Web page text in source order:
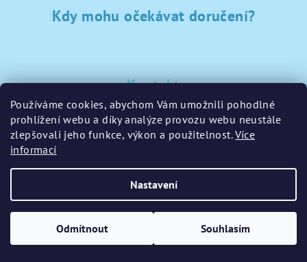
Používáme cookies, abychom Vám umožnili pohodlné
prohlížení webu a díky analýze provozu webu neustále
zlepšovali jeho funkce, výkon a použitelnost.Více
informací
Nastavení
Odmítnout Souhlasím
Kdy mohu očekávat doručení?
Kontakt
sklad@sladke-potreby.cz
+420 797728283
Upravit nastavení cookies
Vytvořil Shoptet